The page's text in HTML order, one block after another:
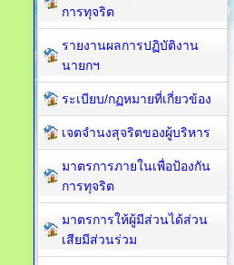
การทุจริต
รายงานผลการปฏิบัติงาน
นายกฯ
ระเบียบ/กฏหมายที่เกี่ยวข้อง
เจตจำนงสุจริตของผู้บริหาร
มาตรการภายในเพื่อป้องกัน
การทุจริต​
มาตรการให้ผู้มีส่วนได้ส่วน
เสียมีส่วนร่วม